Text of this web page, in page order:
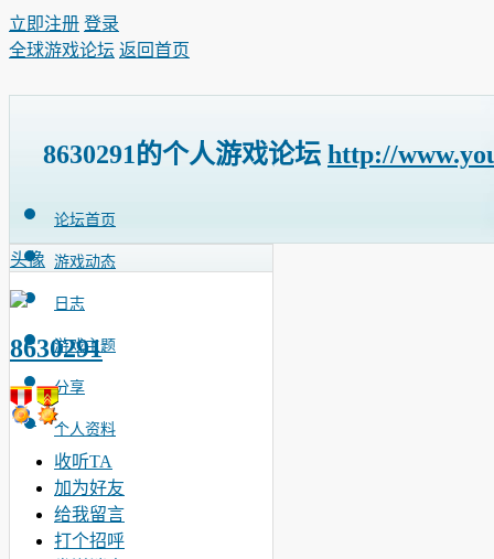
立即注册 登录
全球游戏论坛 返回首页
8630291的个人游戏论坛 http://
论坛首页
游戏动态
日志
游戏主题
分享
个人资料
头像
8630291
收听TA
加为好友
给我留言
打个招呼